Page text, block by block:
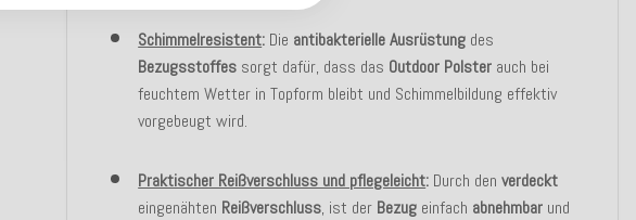
Schimmelresistent: Die antibakterielleAusrüstung des
Bezugsstoffes sorgt dafür, dass das Outdoor Polster auch bei
feuchtem Wetter in Topform bleibt und Schimmelbildung effektiv
vorgebeugt wird.
Praktischer Reißverschluss und pflegeleicht: Durch denverdeckt
eingenähten Reißverschluss, ist der Bezug einfach abnehmbar und